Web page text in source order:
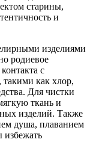
старины,
и
изделиями
родиевое
с
как хлор,
Для чистки
ткань и
изделий. Также
душа, плаванием
избежать